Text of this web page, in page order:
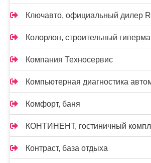
Ключавто, официальный дилер
Колорлон, строительный
Компания Техносервис
Компьютерная диагностика
Комфорт, баня
КОНТИНЕНТ, гостиничный
Контраст, база отдыха